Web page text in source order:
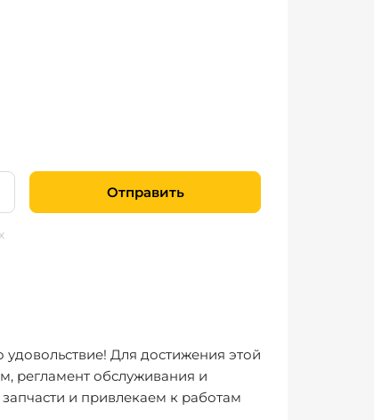
Отправить
Для достижения этой
регламент обслуживания и
и привлекаем к работам